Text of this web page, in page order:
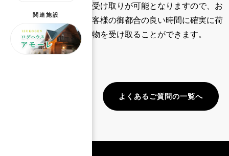
関連施設
受け取りが可能となりますので、お
客様の御都合の良い時間に確実に荷
物を受け取ることができます。
よくあるご質問の一覧へ